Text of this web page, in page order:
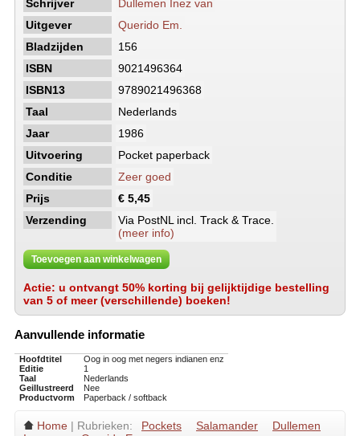
Schrijver
Dullemen Inez van
Uitgever
Querido Em.
Bladzijden
156
ISBN
9021496364
ISBN13
9789021496368
Taal
Nederlands
Jaar
1986
Uitvoering
Pocket paperback
Conditie
Zeer goed
Prijs
€ 5,45
Verzending
Via PostNL incl. Track & Trace.
(meer info)
Toevoegen aan winkelwagen
Actie: u ontvangt 50% korting bij gelijktijdige bestelling
van 5 of meer (verschillende) boeken!
Aanvullende informatie
Hoofdtitel
Oog in oog met negers indianen enz
Editie
1
Taal
Nederlands
Geillustreerd
Nee
Productvorm
Paperback / softback
Home | Rubrieken: Pockets Salamander
Dullemen